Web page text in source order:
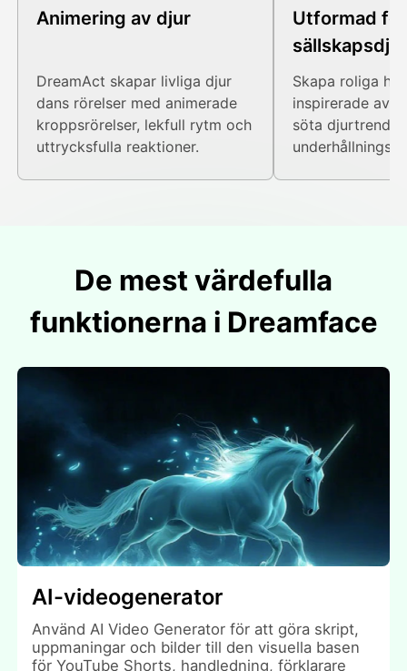
Animering av djur
DreamAct skapar livliga djur
dans rörelser med animerade
kroppsrörelser, lekfull rytm och
uttrycksfulla reaktioner.
Utformad
Skapa roliga
inspirerade av
söta
De mest värdefulla
funktionerna i Dreamface
AI-videogenerator
Använd AI Video Generator för att göra skript,
uppmaningar och bilder till den visuella basen
för YouTube Shorts, handledning, förklarare